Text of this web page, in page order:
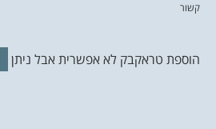
קשור
הוספת טראקבק לא אפשרית אבל ניתן